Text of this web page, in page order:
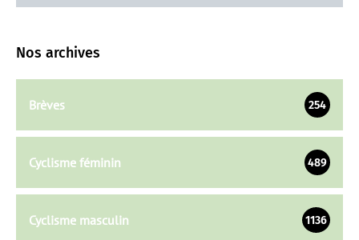
Nos archives
Brèves 254
Cyclisme féminin 489
Cyclisme masculin 1136